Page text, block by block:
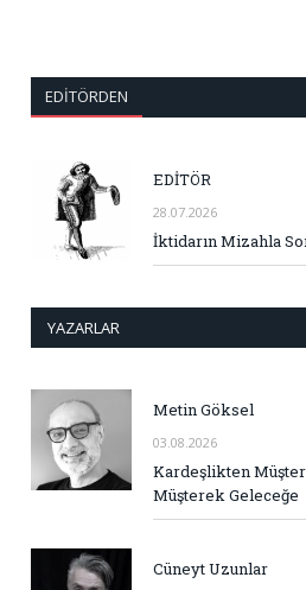
EDITÖRDEN
EDİTÖR
28.07.2026
İktidarın Mizahla
YAZARLAR
Metin Göksel
03.08.2026
Kardeşlikten
Müşterek Geleceğe
Cüneyt Uzunlar